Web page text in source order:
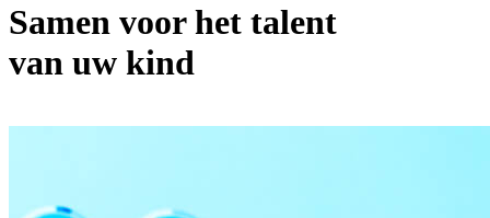
Samen voor het talent
van uw kind